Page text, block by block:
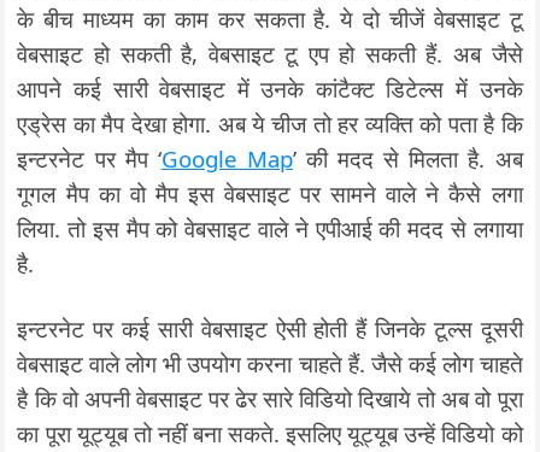
के बीच माध्यम का काम कर सकता है. ये दो चीजें वेबसाइट टू
वेबसाइट हो सकती है, वेबसाइट टू एप हो सकती हैं. अब जैसे
आपने कई सारी वेबसाइट में उनके कांटैक्ट डिटेल्स में उनके
एड्रेस का मैप देखा होगा. अब ये चीज तो हर व्यक्ति को पता है कि
इन्टरनेट पर मैप ‘Google Map’ की मदद से मिलता है. अब
गूगल मैप का वो मैप इस वेबसाइट पर सामने वाले ने कैसे लगा
लिया. तो इस मैप को वेबसाइट वाले ने एपीआई की मदद से लगाया
है.
इन्टरनेट पर कई सारी वेबसाइट ऐसी होती हैं जिनके टूल्स दूसरी
वेबसाइट वाले लोग भी उपयोग करना चाहते हैं. जैसे कई लोग चाहते
है कि वो अपनी वेबसाइट पर ढेर सारे विडियो दिखाये तो अब वो पूरा
का पूरा यूट्यूब तो नहीं बना सकते. इसलिए यूट्यूब उन्हें विडियो को